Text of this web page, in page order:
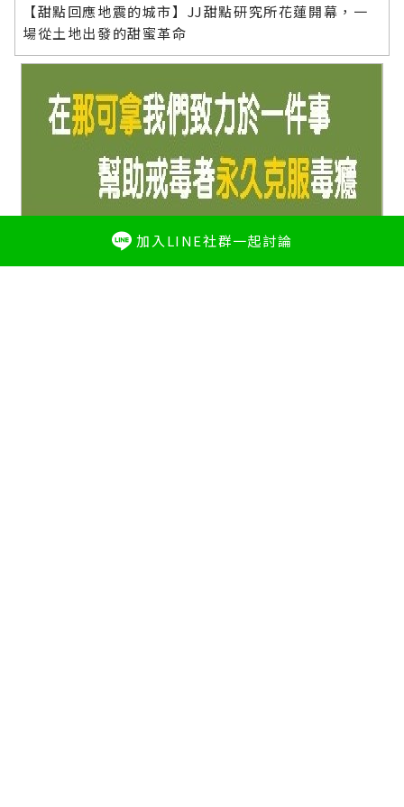
【甜點回應地震的城市】JJ甜點研究所花蓮開幕，一
場從土地出發的甜蜜革命
加入LINE社群一起討論